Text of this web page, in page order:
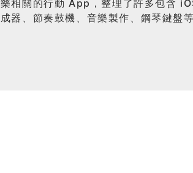
相關的行動 App，整理了許多包含
器、節奏鼓機、音樂製作、鋼琴鍵盤等